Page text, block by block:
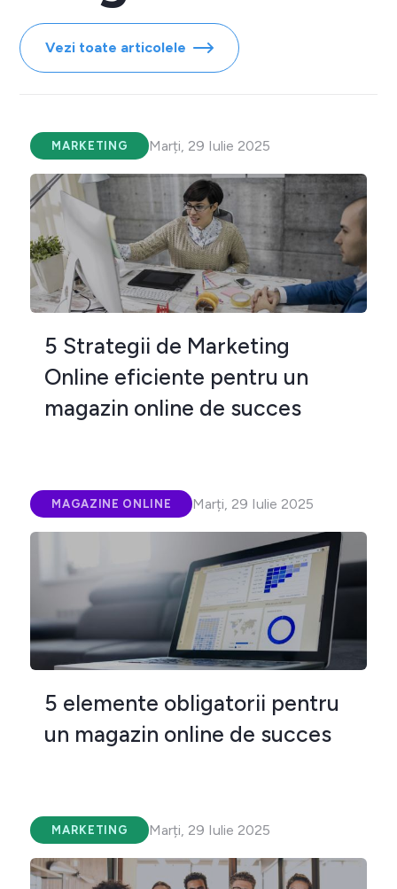
Vezi toate articolele
MARKETING Marți, 29 Iulie 2025
5 Strategii de Marketing
Online eficiente pentru un
magazin online de succes
MAGAZINE ONLINE Marți, 29 Iulie 2025
5 elemente obligatorii pentru
un magazin online de succes
MARKETING Marți, 29 Iulie 2025